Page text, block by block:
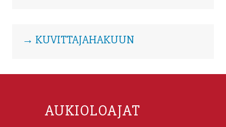
→ KUVITTAJAHAKUUN
AUKIOLOAJAT